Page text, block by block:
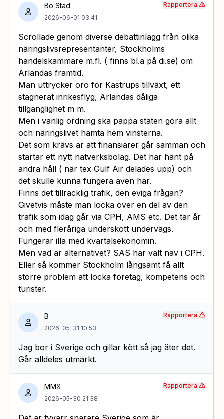
Bo Stad
2026-06-01 03:41
Scrollade genom diverse debattinlägg från olika
näringslivsrepresentanter, Stockholms
handelskammare m.fl. ( finns bl.a på di.se) om
Arlandas framtid.
Man uttrycker oro för Kastrups tillväxt, ett
stagnerat inrikesflyg, Arlandas dåliga
tillgänglighet m m.
Men i vanlig ordning ska pappa staten göra allt
och näringslivet hämta hem vinsterna.
Det som krävs är att finansiärer går samman och
startar ett nytt nätverksbolag. Det har hänt på
andra håll ( när tex Gulf Air delades upp) och
det skulle kunna fungera även här.
Finns det tillräcklig trafik, den eviga frågan?
Givetvis måste man locka över en del av den
trafik som idag går via CPH, AMS etc. Det tar år
och med fleråriga underskott undervägs.
Fungerar illa med kvartalsekonomin.
Men vad är alternativet? SAS har valt nav i CPH.
Eller så kommer Stockholm långsamt få allt
större problem att locka företag, kompetens och
turister.
Rapportera
B
2026-05-31 10:53
Jag bor i Sverige och gillar kött så jag äter det.
Går alldeles utmärkt.
Rapportera
MMX
2026-05-30 21:38
Rapportera